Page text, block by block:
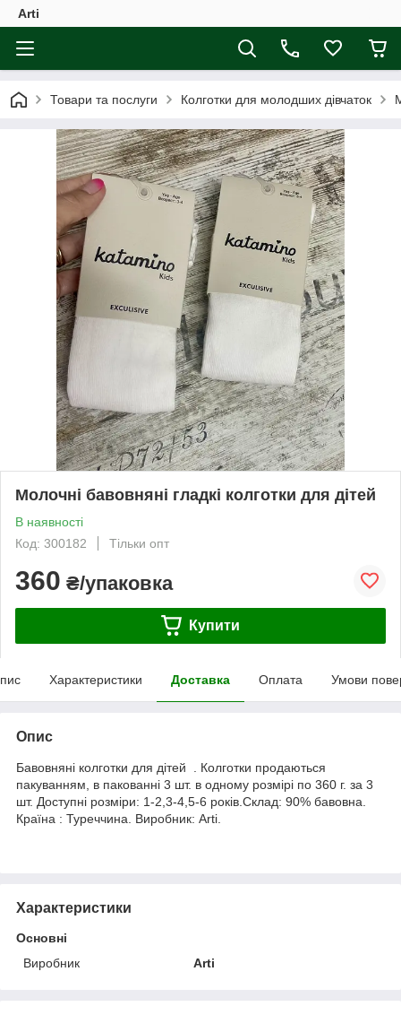
Arti
Товари та послуги Колготки для молодших дівчаток
Молочні бавовняні гладкі колготки для дітей
В наявності
Код: 300182
Тільки опт
360 ₴/упаковка
Купити
Характеристики Доставка Оплата Умови
Опис
Бавовняні колготки для дітей . Колготки продаються
пакуванням, в пакованні 3 шт. в одному розмірі по 360 г. за 3
шт. Доступні розміри: 1-2,3-4,5-6 років.Склад: 90% бавовна.
Країна : Туреччина. Виробник: Arti.
Характеристики
Основні
Виробник
Arti